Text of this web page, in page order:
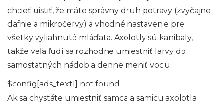
chcieť uistiť, že máte správny druh potravy (zvyčajne
dafnie a mikročervy) a vhodné nastavenie pre
všetky vyliahnuté mláďatá. Axolotly sú kanibaly,
takže veľa ľudí sa rozhodne umiestniť larvy do
samostatných nádob a denne meniť vodu.
$config[ads_text1] not found
Ak sa chystáte umiestniť samca a samicu axolotla